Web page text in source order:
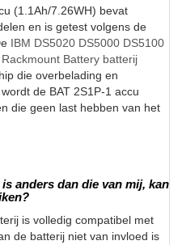
(1.1Ah/7.26WH) bevat
en is getest volgens de
IBM DS5020 DS5000 DS5100
Battery batterij
die overbelading en
de BAT 2S1P-1 accu
die geen last hebben van het
anders dan die van mij, kan
is volledig compatibel met
de batterij niet van invloed is